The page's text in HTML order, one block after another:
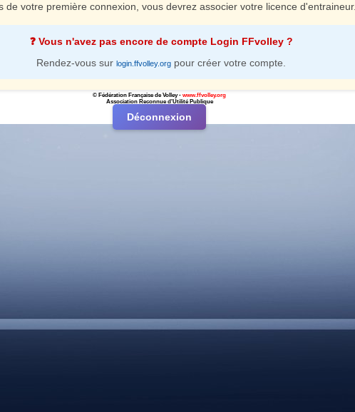
de votre première connexion, vous devrez associer votre licence d'entraineur.
❓ Vous n'avez pas encore de compte Login FFvolley ?
Rendez-vous sur login.ffvolley.org pour créer votre compte.
© Fédération Française de Volley - www.ffvolley.org
Association Reconnue d'Utilité Publique
Déconnexion